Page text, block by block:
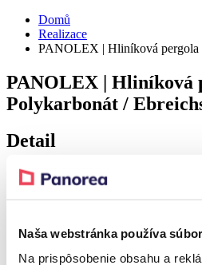
Naša webstránka používa
Na prispôsobenie obsahu a
Domů
Realizace
PANOLEX | Hliníková pergola
PANOLEX | Hliníková
Polykarbonát /
Detail
Realization – Ebreichsdorf
Realization – Ebreichsdorf